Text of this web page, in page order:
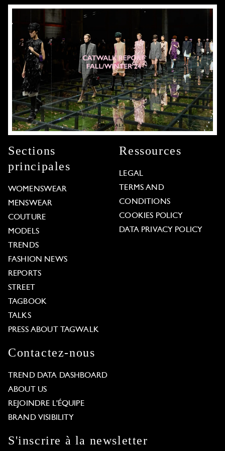
Sections
principales
WOMENSWEAR
MENSWEAR
COUTURE
MODELS
TRENDS
FASHION NEWS
REPORTS
STREET
TAGBOOK
TALKS
PRESS ABOUT TAGWALK
Ressources
LEGAL
TERMS AND
CONDITIONS
COOKIES POLICY
DATA PRIVACY POLICY
Contactez-nous
TREND DATA DASHBOARD
ABOUT US
REJOINDRE L'ÉQUIPE
BRAND VISIBILITY
S'inscrire à la newsletter